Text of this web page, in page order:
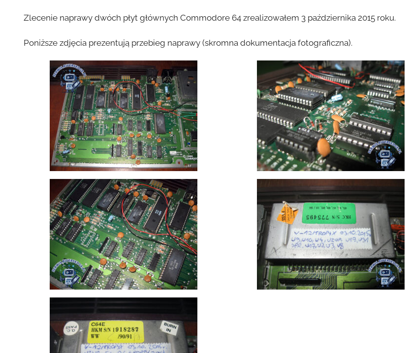
Zlecenie naprawy dwóch płyt głównych Commodore 64 zrealizowałem 3 października 2015 roku.
Poniższe zdjęcia prezentują przebieg naprawy (skromna dokumentacja fotograficzna).